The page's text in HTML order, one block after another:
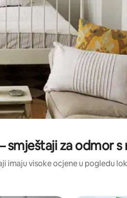
smještaji za odmor
imaju visoke ocjene u pogledu